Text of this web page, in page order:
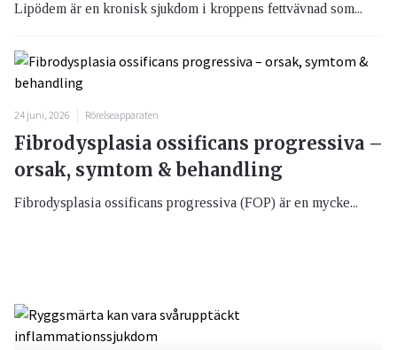
Lipödem är en kronisk sjukdom i kroppens fettvävnad som...
24 juni, 2026 Rörelseapparaten
Fibrodysplasia ossificans progressiva –
orsak, symtom & behandling
Fibrodysplasia ossificans progressiva (FOP) är en mycke...